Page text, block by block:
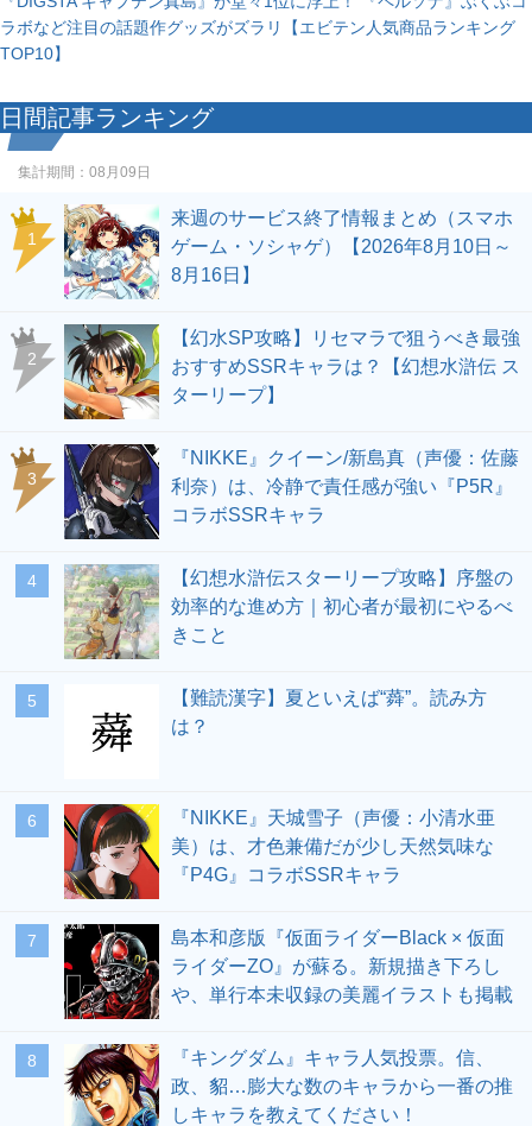
ラボなど注目の話題作グッズがズラリ【エビテン人気商品ランキング
TOP10】
日間記事ランキング
集計期間： 08月09日
1
来週のサービス終了情報まとめ（スマホ
ゲーム・ソシャゲ）【2026年8月10日～
8月16日】
2
【幻水SP攻略】リセマラで狙うべき最強
おすすめSSRキャラは？【幻想水滸伝 ス
ターリープ】
3
『NIKKE』クイーン/新島真（声優：佐藤
利奈）は、冷静で責任感が強い『P5R』
コラボSSRキャラ
4
【幻想水滸伝スターリープ攻略】序盤の
効率的な進め方｜初心者が最初にやるべ
きこと
5
【難読漢字】夏といえば“蕣”。読み方
は？
6
『NIKKE』天城雪子（声優：小清水亜
美）は、才色兼備だが少し天然気味な
『P4G』コラボSSRキャラ
7
島本和彦版『仮面ライダーBlack × 仮面
ライダーZO』が蘇る。新規描き下ろし
や、単行本未収録の美麗イラストも掲載
8
『キングダム』キャラ人気投票。信、
政、貂…膨大な数のキャラから一番の推
しキャラを教えてください！